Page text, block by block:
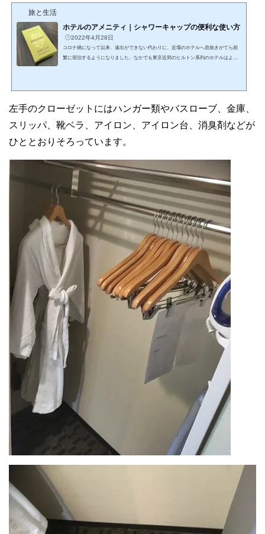
旅と生活
ホテルのアメニティ｜シャワーキャップの便利な使い方
2022年4月28日
コロナ禍になって以来、遠出ができない代わりに、近場のホテルへ息抜きがてら頻
繁に宿泊するようになりました。なかでも東京近郊のヒルトン系列のホテルはよく
たはシャワーキャップを利用したことはありますか？実は...
左手のクローゼットにはハンガー類やバスローブ、金庫、
スリッパ、靴ベラ、アイロン、アイロン台、消臭剤などが
ひととおりそろっています。